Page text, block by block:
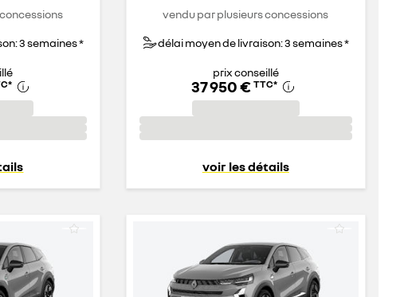
3 semaines *
*
vendu par plusieurs concessions
délai moyen de livraison: 3 semaines *
prix conseillé
37 950 € TTC*
voir les détails